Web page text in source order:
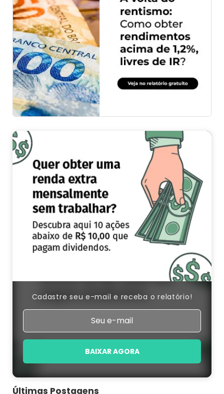
Cadastre seu e-mail e receba o relatório!
BAIXAR AGORA
Últimas Postagens